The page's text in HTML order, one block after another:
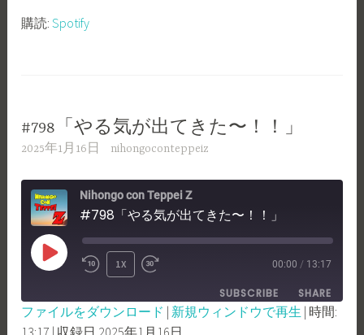
LINK
購読:Spotify
#798「やる気が出てきた〜！！」
2025年1月16日 nihongoconteppeiz
Nihongo con Teppei Z
#798「やる気が出てきた〜！！」
PLAY
REWIND
10
SECONDS
1X
FAST
FORWARD
30
00:00 / 13:17
SUBSCRIBE SHARE
ファイルをダウンロード | 新規ウィンドウで再生 | 時間: